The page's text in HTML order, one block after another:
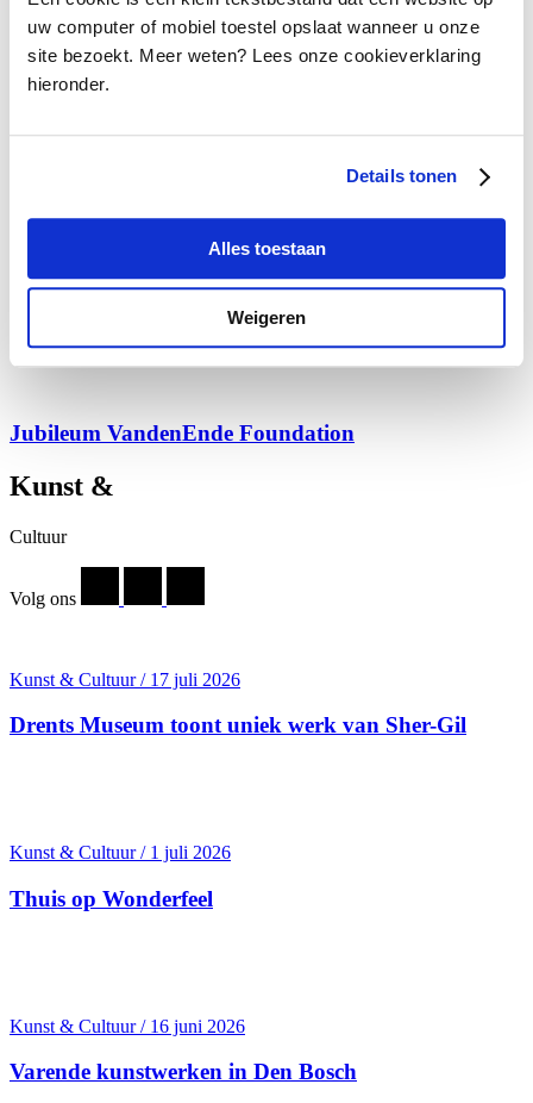
uw computer of mobiel toestel opslaat wanneer u onze
site bezoekt. Meer weten? Lees onze cookieverklaring
hieronder.
Details tonen
Alles toestaan
Weigeren
Sina Nazari
Next Step Award 2025 | Aftermovie
Jubileum VandenEnde Foundation
Kunst &
Cultuur
Volg ons
Kunst & Cultuur / 17 juli 2026
Drents Museum toont uniek werk van Sher-Gil
Kunst & Cultuur / 1 juli 2026
Thuis op Wonderfeel
Kunst & Cultuur / 16 juni 2026
Varende kunstwerken in Den Bosch